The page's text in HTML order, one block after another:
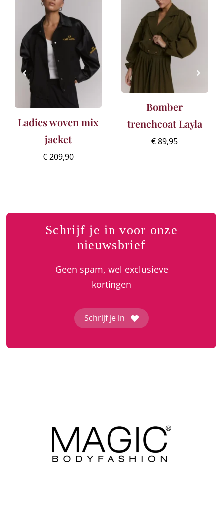
Ladies woven mix
jacket
€209,90
Bomber
trenchcoat Layla
€89,95
Schrijf je in voor onze
nieuwsbrief
Geen spam, wel exclusieve
kortingen
Schrijf je in